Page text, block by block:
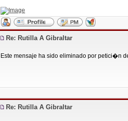
Re: Rutilla A Gibraltar
Este mensaje ha sido eliminado por petici�n
Re: Rutilla A Gibraltar